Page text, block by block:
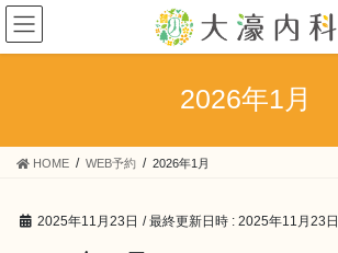
コ
ン
テ
ス
ナ
ビ
ゲ
ン
2026年1月
HOME WEB予約 2026年1月
2025年11月23日 / 最終更新日時 : 2025年11月23日